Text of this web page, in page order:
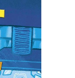
op te nemen, in